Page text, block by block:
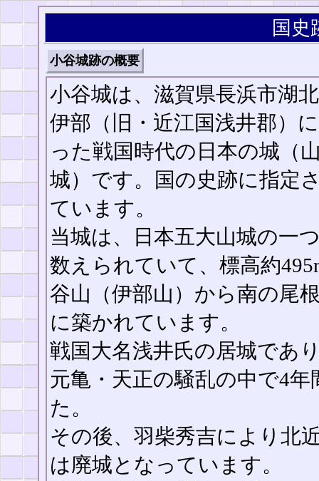
国
小谷城跡の概要
小谷城は、滋賀県長浜市湖
伊部（旧・近江国浅井郡）
った戦国時代の日本の城（
城）です。国の史跡に指定
ています。
当城は、日本五大山城の一
数えられていて、標高約
谷山（伊部山）から南の尾
に築かれています。
戦国大名浅井氏の居城であ
元亀・天正の騒乱の中で4
た。
その後、羽柴秀吉により北
は廃城となっています。